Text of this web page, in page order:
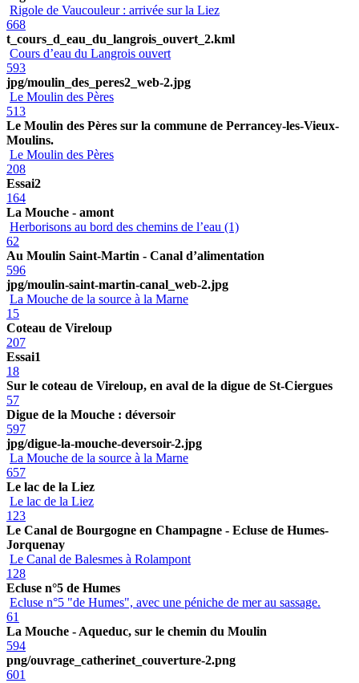
Rigole de Vaucouleur : arrivée sur la Liez
668
t_cours_d_eau_du_langrois_ouvert_2.kml
Cours d’eau du Langrois ouvert
593
jpg/moulin_des_peres2_web-2.jpg
Le Moulin des Pères
513
Le Moulin des Pères sur la commune de Perrancey-les-Vieux-
Moulins.
Le Moulin des Pères
208
Essai2
164
La Mouche - amont
Herborisons au bord des chemins de l’eau (1)
62
Au Moulin Saint-Martin - Canal d’alimentation
596
jpg/moulin-saint-martin-canal_web-2.jpg
La Mouche de la source à la Marne
15
Coteau de Vireloup
207
Essai1
18
Sur le coteau de Vireloup, en aval de la digue de St-Ciergues
57
Digue de la Mouche : déversoir
597
jpg/digue-la-mouche-deversoir-2.jpg
La Mouche de la source à la Marne
657
Le lac de la Liez
Le lac de la Liez
123
Le Canal de Bourgogne en Champagne - Ecluse de Humes-
Jorquenay
Le Canal de Balesmes à Rolampont
128
Ecluse n°5 de Humes
Ecluse n°5 "de Humes", avec une péniche de mer au sassage.
61
La Mouche - Aqueduc, sur le chemin du Moulin
594
png/ouvrage_catherinet_couverture-2.png
601